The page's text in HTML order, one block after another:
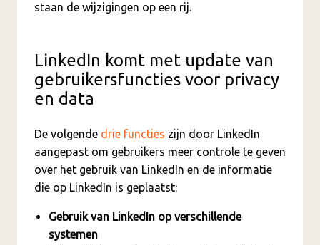
staan de wijzigingen op een rij.
LinkedIn komt met update van
gebruikersfuncties voor privacy
en data
De volgende drie functies zijn door LinkedIn
aangepast om gebruikers meer controle te geven
over het gebruik van LinkedIn en de informatie
die op LinkedIn is geplaatst:
Gebruik van LinkedIn op verschillende
systemen